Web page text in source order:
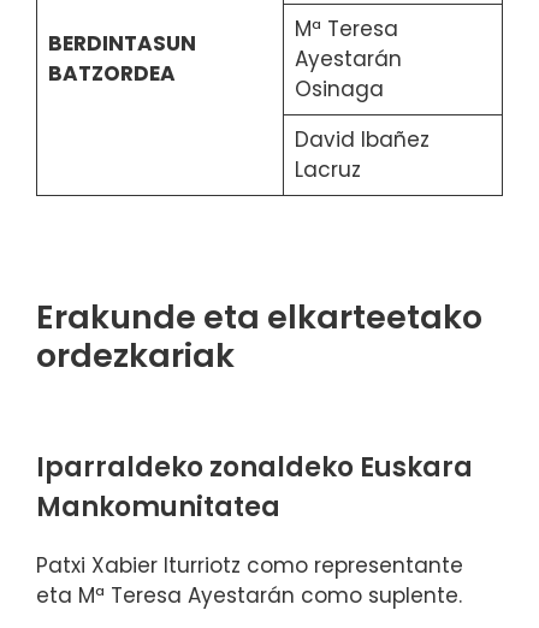
BERDINTASUN
BATZORDEA
Mª Teresa
Ayestarán
Osinaga
David Ibañez
Lacruz
Erakunde eta elkarteetako
ordezkariak
Iparraldeko zonaldeko Euskara
Mankomunitatea
Patxi Xabier Iturriotz como representante
eta Mª Teresa Ayestarán como suplente.